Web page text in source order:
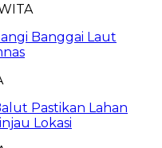
Banggai Laut
Pastikan Lahan
Lokasi